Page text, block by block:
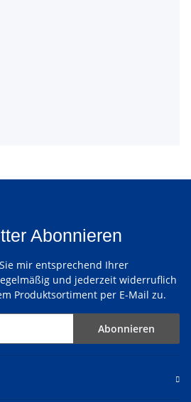
Abonnieren
mir entsprechend Ihrer
und jederzeit widerruflich
Produktsortiment per E-Mail zu.
Abonnieren